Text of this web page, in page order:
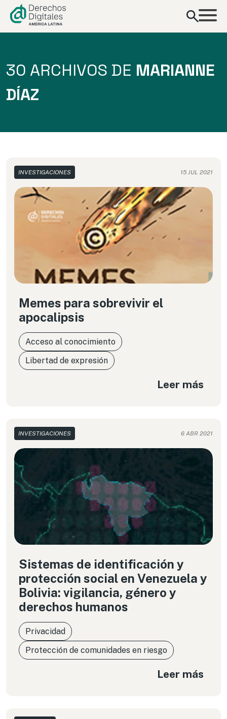
contenido
30 ARCHIVOS DE MARIANNE
DÍAZ
INVESTIGACIONES 15 JUL 2021
Memes para sobrevivir el
apocalipsis
Acceso al conocimiento
Libertad de expresión
Leer más
INVESTIGACIONES 6 ABR 2021
Sistemas de identificación y
protección social en Venezuela y
Bolivia: vigilancia, género y
derechos humanos
Privacidad
Protección de comunidades en riesgo
Leer más